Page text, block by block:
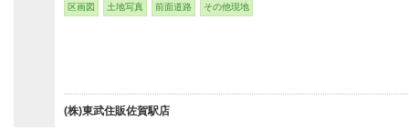
区画図 土地写真 前面道路 その他現地
(株)東武住販佐賀駅店